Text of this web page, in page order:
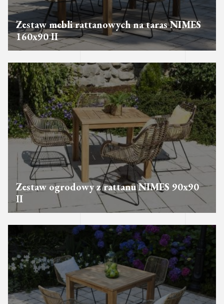
Zestaw mebli rattanowych na taras NIMES
160x90 II
Zestaw ogrodowy z rattanu NIMES 90x90
II